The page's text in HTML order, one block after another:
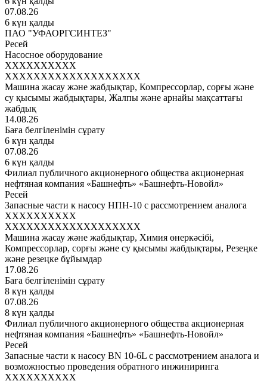
07.08.26
6 күн қалды
ПАО "УФАОРГСИНТЕЗ"
Ресей
Насосное оборудование
XXXXXXXXXX
XXXXXXXXXXXXXXXXXXX
Машина жасау және жабдықтар, Компрессорлар, сорғы және
су қысымы жабдықтары, Жалпы және арнайы мақсаттағы
жабдық
14.08.26
Баға белгіленімін сұрату
6 күн қалды
07.08.26
6 күн қалды
Филиал публичного акционерного общества акционерная
нефтяная компания «Башнефть» «Башнефть-Новойл»
Ресей
Запасные части к насосу НПН-10 с рассмотрением аналога
XXXXXXXXXX
XXXXXXXXXXXXXXXXXXX
Машина жасау және жабдықтар, Химия өнеркәсібі,
Компрессорлар, сорғы және су қысымы жабдықтары, Резеңке
және резеңке бұйымдар
17.08.26
Баға белгіленімін сұрату
8 күн қалды
07.08.26
8 күн қалды
Филиал публичного акционерного общества акционерная
нефтяная компания «Башнефть» «Башнефть-Новойл»
Ресей
Запасные части к насосу BN 10-6L с рассмотрением аналога и
возможностью проведения обратного инжиниринга
XXXXXXXXXX